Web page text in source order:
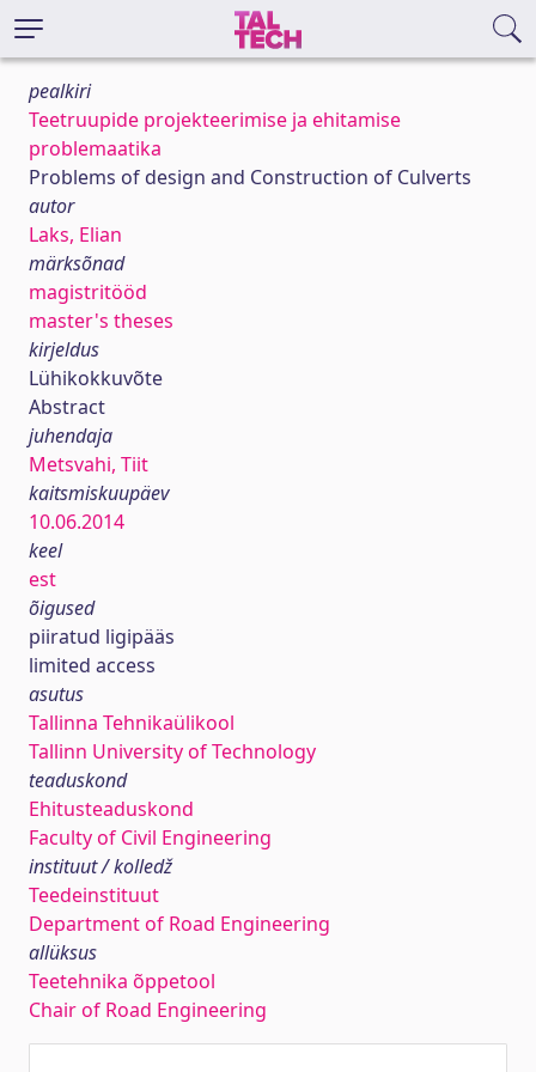
pealkiri
Teetruupide projekteerimise ja ehitamise
problemaatika
Problems of design and Construction of Culverts
autor
Laks, Elian
märksõnad
magistritööd
master's theses
kirjeldus
Lühikokkuvõte
Abstract
juhendaja
Metsvahi, Tiit
kaitsmiskuupäev
10.06.2014
keel
est
õigused
piiratud ligipääs
limited access
asutus
Tallinna Tehnikaülikool
Tallinn University of Technology
teaduskond
Ehitusteaduskond
Faculty of Civil Engineering
instituut / kolledž
Teedeinstituut
Department of Road Engineering
allüksus
Teetehnika õppetool
Chair of Road Engineering